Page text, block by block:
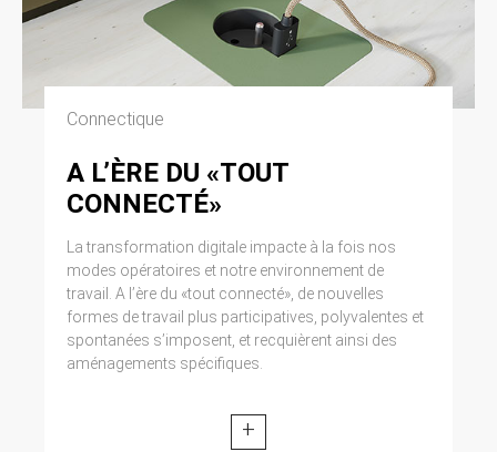
Connectique
A L’ÈRE DU «TOUT
CONNECTÉ»
La transformation digitale impacte à la fois nos
modes opératoires et notre environnement de
travail. A l’ère du «tout connecté», de nouvelles
formes de travail plus participatives, polyvalentes et
spontanées s’imposent, et recquièrent ainsi des
aménagements spécifiques.
+